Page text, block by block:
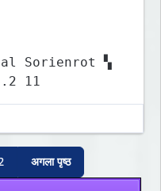
Sorienrot ▚
11
अगला पृष्ठ